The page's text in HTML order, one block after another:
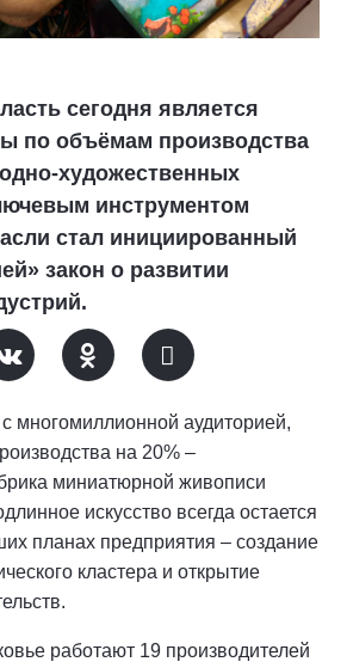
сегодня является
по объёмам производства
художественных
инструментом
стал инициированный
закон о развитии
многомиллионной аудиторией,
на 20% –
миниатюрной живописи
искусство всегда остается
планах предприятия – создание
кластера и открытие
работают 19 производителей